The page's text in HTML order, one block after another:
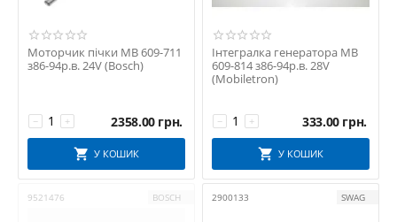
Моторчик пічки MB 609-711
з86-94р.в. 24V (Bosch)
+
− 2358.00 грн.
У КОШИК
Інтегралка генератора MB
609-814 з86-94р.в. 28V
(Mobiletron)
+
− 333.00 грн.
У КОШИК
9521476 BOSCH 2900133 SWAG